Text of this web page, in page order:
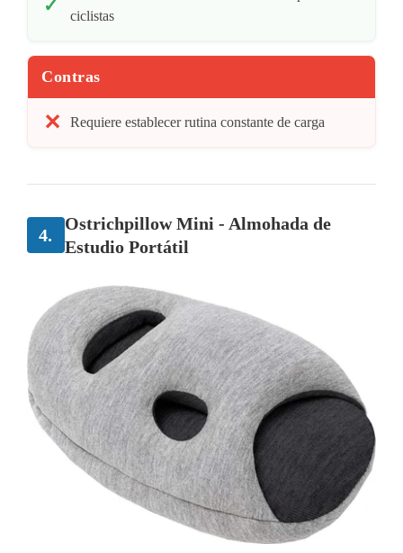
ciclistas
Contras
Requiere establecer rutina constante de carga
4.
Ostrichpillow Mini - Almohada de
Estudio Portátil